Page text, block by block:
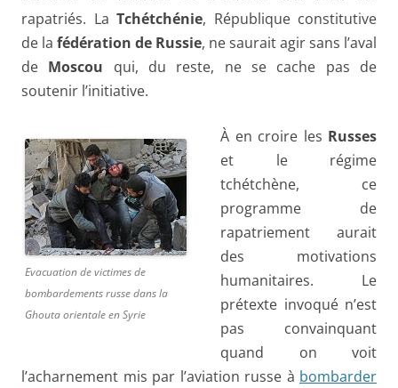
rapatriés. La Tchétchénie, République constitutive
de la fédération de Russie, ne saurait agir sans l’aval
de Moscou qui, du reste, ne se cache pas de
soutenir l’initiative.
Evacuation de victimes de
bombardements russe dans la
Ghouta orientale en Syrie
À en croire les Russes
et le régime
tchétchène, ce
programme de
rapatriement aurait
des motivations
humanitaires. Le
prétexte invoqué n’est
pas convainquant
quand on voit
l’acharnement mis par l’aviation russe à bombarder